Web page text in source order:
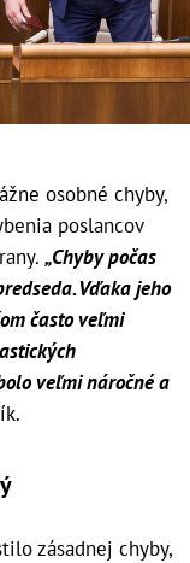
osobné chyby,
poslancov
„Chyby počas
Vďaka jeho
často veľmi
veľmi náročné a
zásadnej chyby,